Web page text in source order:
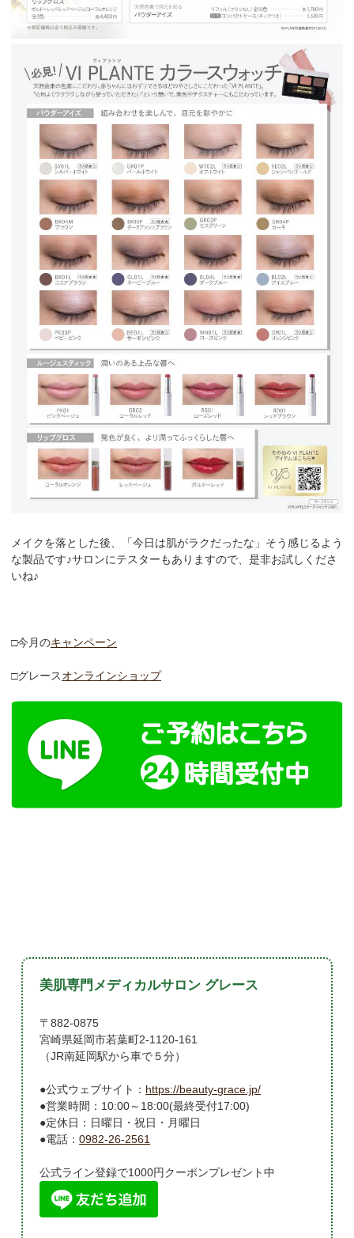
メイクを落とした後、「今日は肌がラクだったな」そう感じるよう
な製品です♪サロンにテスターもありますので、是非お試しくださ
いね♪
□今月のキャンペーン
□グレースオンラインショップ
美肌専門メディカルサロン グレース
〒882-0875
宮崎県延岡市若葉町2-1120-161
（JR南延岡駅から車で５分）
●公式ウェブサイト： https://beauty-grace.jp/
●営業時間：10:00～18:00(最終受付17:00)
●定休日：日曜日・祝日・月曜日
●電話：0982-26-2561
公式ライン登録で1000円クーポンプレゼント中